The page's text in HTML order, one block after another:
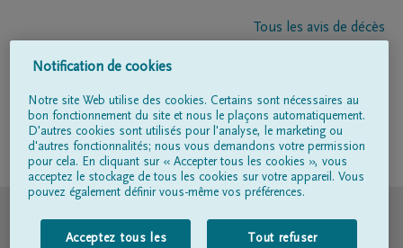
Tous les avis de décès
Entrepreneur de pompes funèbres
Suivez-nous sur
Notification de cookies
Notre site Web utilise des cookies. Certains sont nécessaires au
bon fonctionnement du site et nous le plaçons automatiquement.
D'autres cookies sont utilisés pour l'analyse, le marketing ou
d'autres fonctionnalités; nous vous demandons votre permission
pour cela. En cliquant sur « Accepter tous les cookies », vous
acceptez le stockage de tous les cookies sur votre appareil. Vous
pouvez également définir vous-même vos préférences.
Acceptez tous les
Tout refuser